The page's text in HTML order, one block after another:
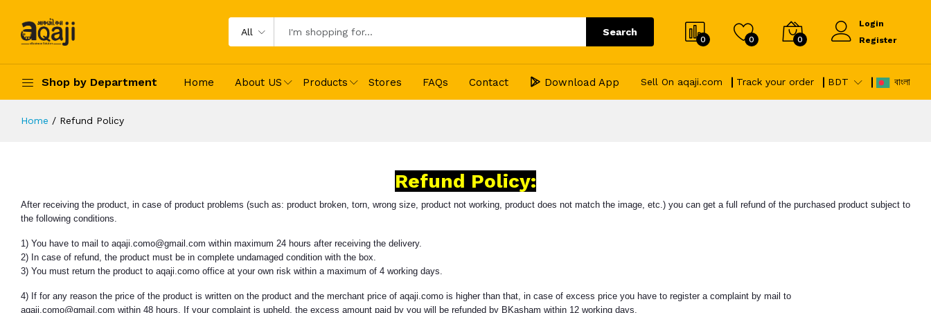
All Search
0 0 0
Login
Register
Shop by Department Home About US Products Stores FAQs Contact Download App Sell On aqaji.com Track your order BDT বাংলা
Home Refund Policy
Refund Policy:
After receiving the product, in case of product problems (such as: product broken, torn, wrong size, product not working, product does not match the image, etc.) you can get a full refund of the purchased product subject to
the following conditions.
1) You have to mail to aqaji.como@gmail.com within maximum 24 hours after receiving the delivery.
2) In case of refund, the product must be in complete undamaged condition with the box.
3) You must return the product to aqaji.como office at your own risk within a maximum of 4 working days.
4) If for any reason the price of the product is written on the product and the merchant price of aqaji.como is higher than that, in case of excess price you have to register a complaint by mail to
aqaji.como@gmail.com within 48 hours. If your complaint is upheld, the excess amount paid by you will be refunded by BKasham within 12 working days.